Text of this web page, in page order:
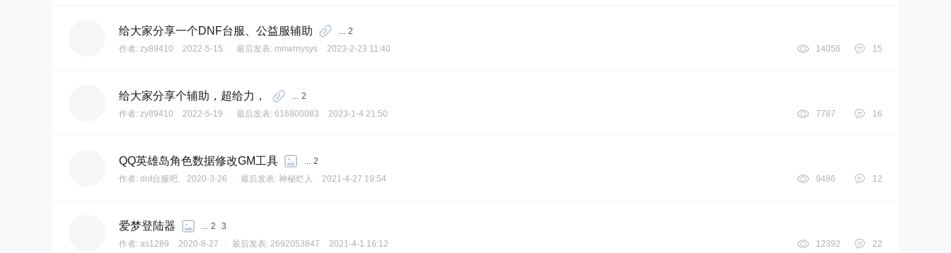
给大家分享一个DNF台服、公益服辅助 ... 2
作者: zy89410 2022-5-15 最后发表: mnwrnysys 2023-2-23 11:40 14056 15
给大家分享个辅助，超给力， ... 2
作者: zy89410 2022-5-19 最后发表: 616800083 2023-1-4 21:50 7787 16
QQ英雄岛角色数据修改GM工具 ... 2
作者: dnf台服吧 2020-3-26 最后发表: 神秘烂人 2021-4-27 19:54 9486 12
爱梦登陆器 ... 2
3
作者: as1289 2020-8-27 最后发表: 2692053847 2021-4-1 16:12 12392 22